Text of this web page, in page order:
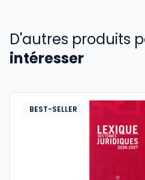
D'autres produits
intéresser
BEST-SELLER